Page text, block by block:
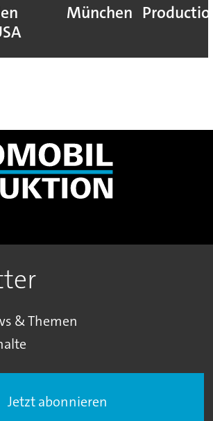
München
& Themen
Jetzt abonnieren